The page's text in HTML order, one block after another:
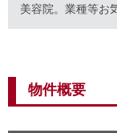
美容院。業種等お
物件概要